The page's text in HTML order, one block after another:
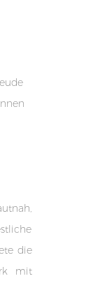
die
mit